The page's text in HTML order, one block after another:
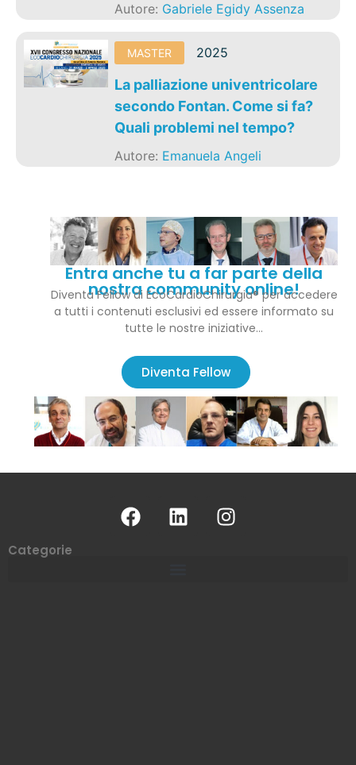
Autore: Gabriele Egidy Assenza
MASTER 2025
La palliazione univentricolare
secondo Fontan. Come si fa?
Quali problemi nel tempo?
Autore: Emanuela Angeli
Entra anche tu a far parte della
nostra community online!
Diventa Fellow di EcoCardioChirurgia® per accedere
a tutti i contenuti esclusivi ed essere informato su
tutte le nostre iniziative…
Diventa Fellow
Categorie